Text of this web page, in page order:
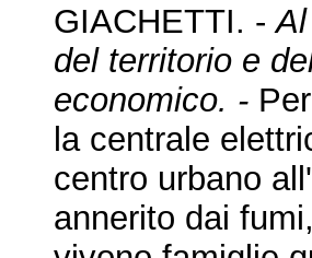
GIACHETTI. -
del territorio e
economico. -
la centrale
centro urbano
annerito dai